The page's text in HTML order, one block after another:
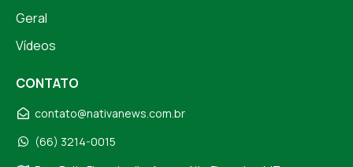
Geral
Vídeos
CONTATO
contato@nativanews.com.br
(66) 3214-0015